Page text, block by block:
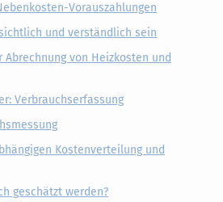
Vorauszahlungen
und verständlich sein
von Heizkosten und
Verbrauchserfassung
Kostenverteilung und
geschätzt werden?